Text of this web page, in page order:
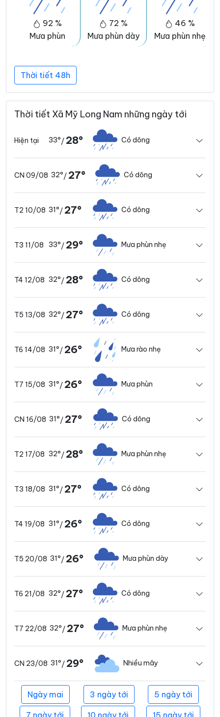
92 %
Mưa phùn
72 %
Mưa phùn dày
46 %
Mưa phùn nhẹ
Thời tiết 48h
Thời tiết Xã Mỹ Long Nam những ngày tới
Hiện tại 33°/ 28° Có dông
CN 09/08 32°/ 27° Có dông
T2 10/08 31°/ 27° Có dông
T3 11/08 33°/ 29° Mưa phùn nhẹ
T4 12/08 32°/ 28° Có dông
T5 13/08 32°/ 27° Có dông
T6 14/08 31°/ 26° Mưa rào nhẹ
T7 15/08 31°/ 26° Mưa phùn
CN 16/08 31°/ 27° Có dông
T2 17/08 32°/ 28° Mưa phùn nhẹ
T3 18/08 31°/ 27° Có dông
T4 19/08 31°/ 26° Có dông
T5 20/08 31°/ 26° Mưa phùn dày
T6 21/08 32°/ 27° Có dông
T7 22/08 32°/ 27° Mưa phùn nhẹ
CN 23/08 31°/ 29° Nhiều mây
Ngày mai 3 ngày tới 5 ngày tới
7 ngày tới 10 ngày tới 15 ngày tới